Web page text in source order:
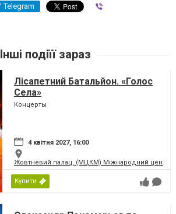
Telegram
Інші подіїї зараз
Лісапетний Батальйон. «Голос
Села»
Концерты
4 квітня 2027, 16:00
Жовтневий палац, (МЦКМ) Міжнародний центр
Купити